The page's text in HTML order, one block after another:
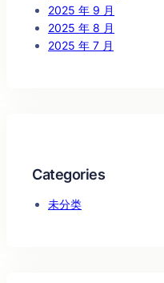
2025 年 9 月
2025 年 8 月
2025 年 7 月
Categories
未分类